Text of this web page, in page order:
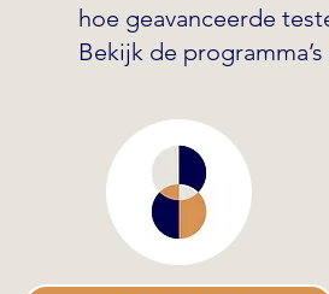
hoe geavanceerde
Bekijk de